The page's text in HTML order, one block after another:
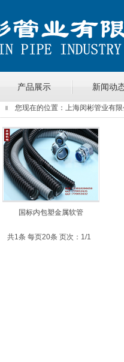
产品展示 新闻动
国标内包塑金属软管
共1条 每页20条 页次：1/1
您现在的位置： 上海闵彬管业有限